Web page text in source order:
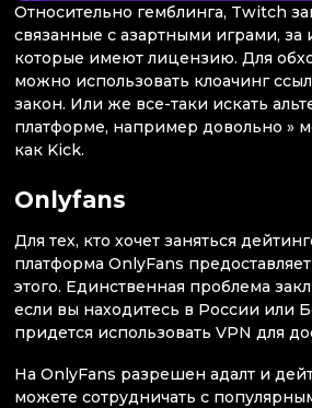
Относительно гемблинга, Twitch
связанные с азартными играми, за
которые имеют лицензию. Для
можно использовать клоачинг
закон. Или же все-таки искать
платформе, например довольно »
как Kick.
Onlyfans
Для тех, кто хочет заняться
платформа OnlyFans
этого. Единственная проблема
если вы находитесь в России или
придется использовать VPN для
На OnlyFans разрешен адалт и
можете сотрудничать с